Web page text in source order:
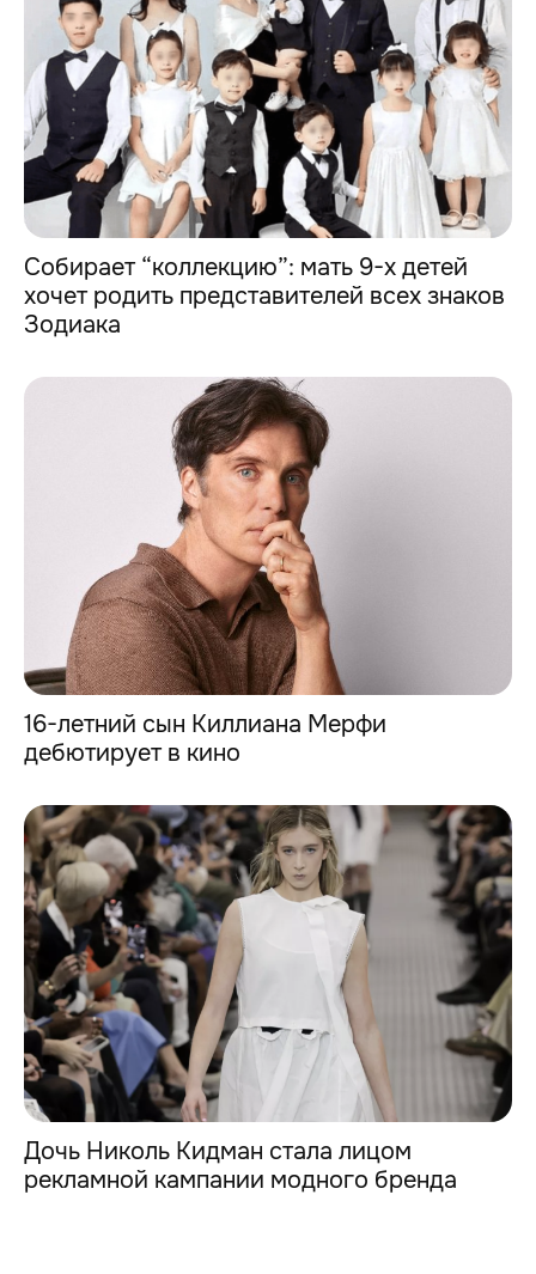
Собирает “коллекцию”: мать 9-х детей
хочет родить представителей всех знаков
Зодиака
16-летний сын Киллиана Мерфи
дебютирует в кино
Дочь Николь Кидман стала лицом
рекламной кампании модного бренда